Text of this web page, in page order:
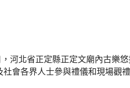
河北省正定縣正定文廟內古樂
會各界人士參與禮儀和現場觀禮